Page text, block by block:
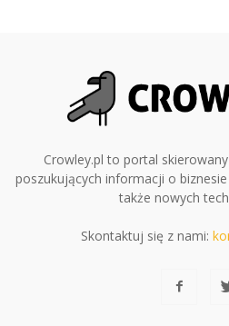
Crowley.pl to portal
poszukujących informacji o
także nowych
Skontaktuj się z nami: